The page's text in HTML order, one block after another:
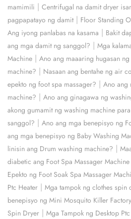
mamimili | Centrifugal na damit dryer
pagpapatayo ng damit | Floor Standing
Ang iyong panlabas na kasama | Bakit
ang mga damit ng sanggol? | Mga
Machine | Ano ang maaaring hugasan
machine? | Nasaan ang bentahe ng air
epekto ng foot spa massager? | Ano ang
machine? | Ano ang ginagawa ng
akong gumamit ng washing machine
sanggol? | Ano ang mga benepisyo ng
ang mga benepisyo ng Baby Washing
linisin ang Drum washing machine? |
diabetic ang Foot Spa Massager
Epekto ng Foot Soak Spa Massager
Ptc Heater | Mga tampok ng clothes spin
benepisyo ng Mini Mosquito Killer
Spin Dryer | Mga Tampok ng Desktop